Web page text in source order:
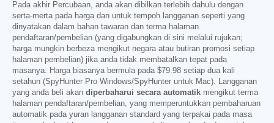
Pada akhir Percubaan, anda akan dibilkan terlebih dahulu dengan
serta-merta pada harga dan untuk tempoh langganan seperti yang
dinyatakan dalam bahan tawaran dan terma halaman
pendaftaran/pembelian (yang digabungkan di sini melalui rujukan;
harga mungkin berbeza mengikut negara atau butiran promosi setiap
halaman pembelian) jika anda tidak membatalkan tepat pada
masanya. Harga biasanya bermula pada $79.98 setiap dua kali
setahun (SpyHunter Pro Windows/SpyHunter untuk Mac). Langganan
yang anda beli akan diperbaharui secara automatik mengikut terma
halaman pendaftaran/pembelian, yang memperuntukkan pembaharuan
automatik pada yuran langganan standard yang terpakai pada masa